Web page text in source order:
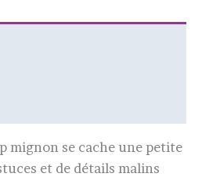
mignon se cache une petite
et de détails malins